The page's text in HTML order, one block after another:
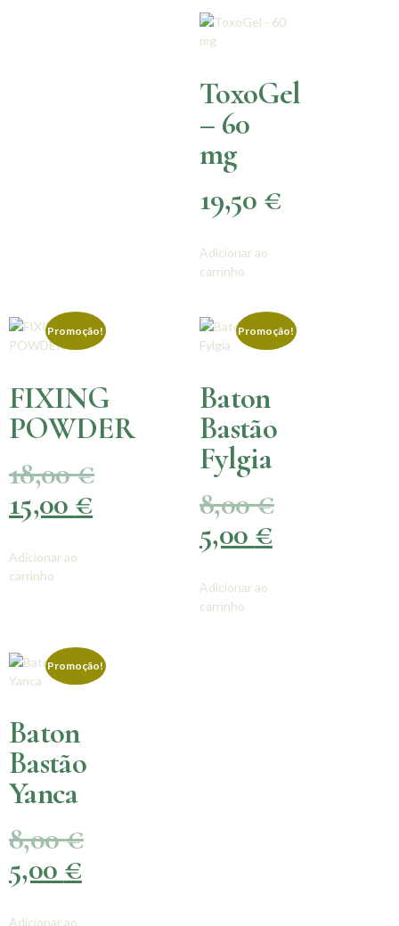
ToxoGel
– 60
mg
19,50 €
Adicionar ao
carrinho
Promoção!
FIXING
POWDER
18,00€
15,00 €
Adicionar ao
carrinho
Promoção!
Baton
Bastão
Fylgia
8,00€
5,00 €
Adicionar ao
carrinho
Promoção!
Baton
Bastão
Yanca
8,00€
5,00 €
Adicionar ao